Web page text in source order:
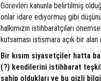
Görevleri kanunla belirtilmiş
onlar idare ediyormuş gibi
halkımızın istihbaratçıları
kutsaması istismara açık bir
Bir kısım siyasetçiler hatta
(?) kendilerini istihbarat
sahip oldukları ve bu gizli